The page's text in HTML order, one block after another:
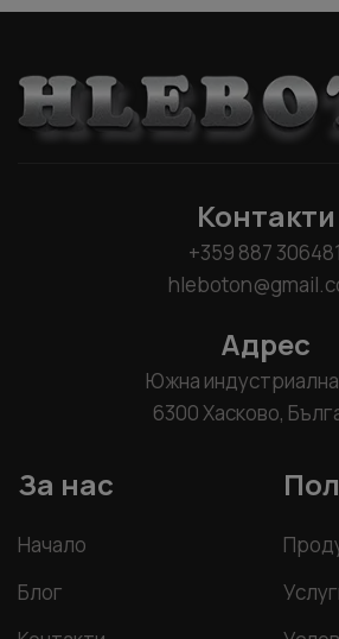
Контакти
+359 887 306481
Адрес
Южна индустриална
6300 Хасково,
За нас
Начало
Блог